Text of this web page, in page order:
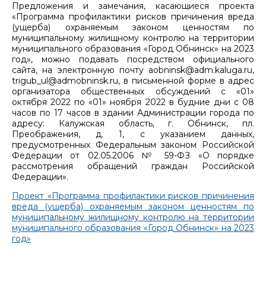
Предложения и замечания, касающиеся проекта
«Программа профилактики рисков причинения вреда
(ущерба) охраняемым законом ценностям по
муниципальному жилищному контролю на территории
муниципального образования «Город Обнинск» на 2023
год», можно подавать посредством официального
сайта, на электронную почту aobninsk@adm.kaluga.ru,
trigub_ul@admobninsk.ru, в письменной форме в адрес
организатора общественных обсуждений с «01»
октября 2022 по «01» ноября 2022 в будние дни с 08
часов по 17 часов в здании Администрации города по
адресу: Калужская область, г. Обнинск, пл.
Преображения, д. 1, с указанием данных,
предусмотренных Федеральным законом Российской
Федерации от 02.05.2006 № 59-ФЗ «О порядке
рассмотрения обращений граждан Российской
Федерации».
Проект «Программа профилактики рисков причинения
вреда (ущерба) охраняемым законом ценностям по
муниципальному жилищному контролю на территории
муниципального образования «Город Обнинск» на 2023
год»